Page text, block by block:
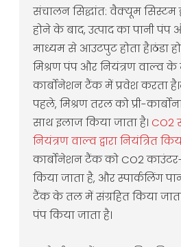
संचालन सिद्धांत: वैक्यूम सिस्टम
होने के बाद, उत्पाद का पानी
माध्यम से आउटपुट होता है।ठंडा
मिश्रण पंप और नियंत्रण वाल्व
कार्बोनेशन टैंक में प्रवेश करता
पहले, मिश्रण तरल को प्री-
साथ इलाज किया जाता है। CO2
नियंत्रण वाल्व द्वारा नियंत्रित
कार्बोनेशन टैंक को CO2
किया जाता है, और स्पार्कलिंग
टैंक के तल में संग्रहित किया
पंप किया जाता है।